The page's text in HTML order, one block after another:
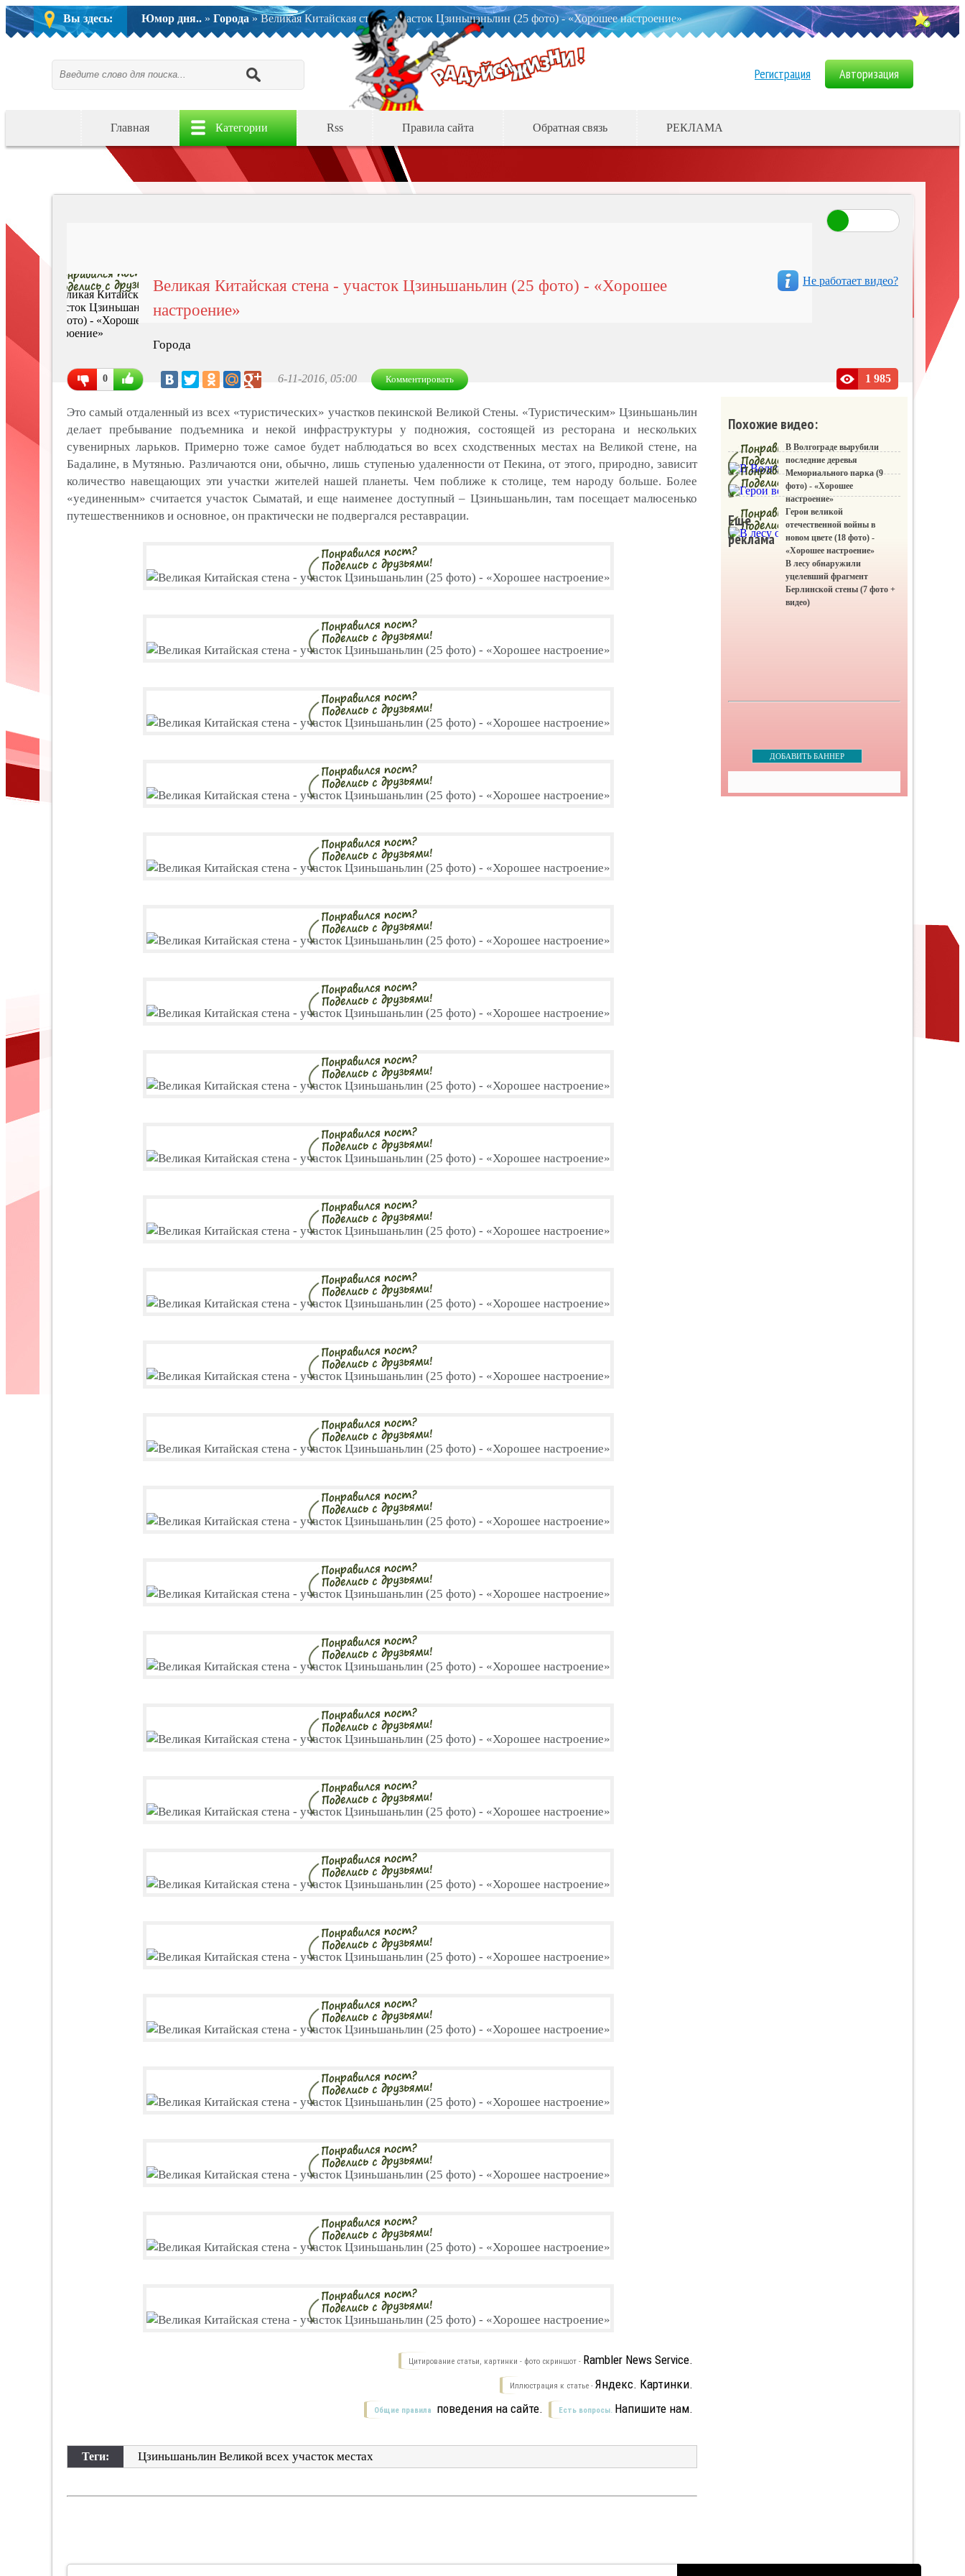
Вы здесь: Юмор дня.. » Города » Великая Китайская стена - участок Цзиньшаньлин (25 фото) - «Хорошее настроение»
Авторизация
Регистрация
Главная Категории Rss Правила сайта Обратная связь РЕКЛАМА
Взорвался самогонный аппарат. -
Кремация или погребение: как
организовать похороны? -
Великая Китайская стена - участок Цзиньшаньлин (25 фото) - «Хорошее
настроение»
Города
0 6-11-2016, 05:00 Комментировать 1 985
Не работает видео?
Это самый отдаленный из всех «туристических» участков пекинской Великой Стены. «Туристическим» Цзиньшаньлин
делает пребывание подъемника и некой инфраструктуры у подножия, состоящей из ресторана и нескольких
сувенирных ларьков. Примерно тоже самое будет наблюдаться во всех сходственных местах на Великой стене, на
Бадалине, в Мутянью. Различаются они, обычно, лишь ступенью удаленности от Пекина, от этого, природно, зависит
количество навещающих эти участки жителей нашей планеты. Чем поближе к столице, тем народу больше. Более
«уединенным» считается участок Сыматай, и еще наименее доступный – Цзиньшаньлин, там посещает малюсенько
путешественников и основное, он практически не подвергался реставрации.
Цитирование статьи, картинки - фото скриншот - Rambler News Service.
Иллюстрация к статье - Яндекс. Картинки.
Есть вопросы. Напишите нам.
Общие правила поведения на сайте.
Теги: Цзиньшаньлин Великой всех участок местах
Похожие видео:
В Волгограде вырубили
последние деревья
Мемориального парка (9
фото) - «Хорошее
настроение»
Герои великой
отечественной войны в
новом цвете (18 фото) -
«Хорошее настроение»
В лесу обнаружили
уцелевший фрагмент
Берлинской стены (7 фото +
видео)
Еще
реклама
ДОБАВИТЬ БАННЕР